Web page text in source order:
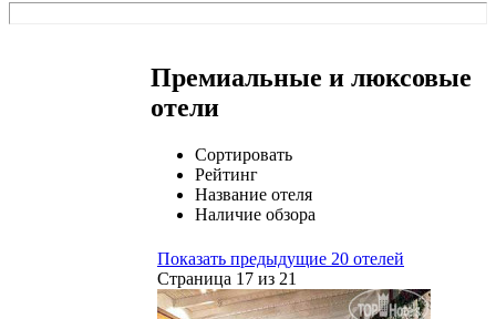
Премиальные и люксовые
отели
Сортировать
Рейтинг
Название отеля
Наличие обзора
Показать предыдущие 20 отелей
Страница 17 из 21